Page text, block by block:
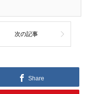
次の記事
Share